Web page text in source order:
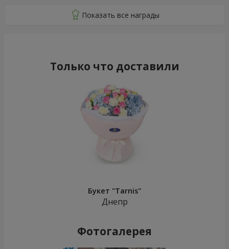
Только что доставили
Букет "Tarnis"
Днепр
Фотогалерея